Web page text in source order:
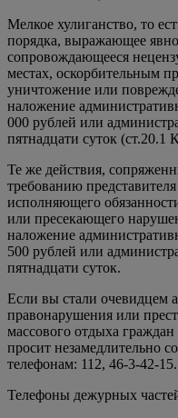
Мелкое хулиганство, то
порядка, выражающее
сопровождающееся
местах, оскорбительным
уничтожение или
наложение
000 рублей или
пятнадцати суток
Те же действия,
требованию
исполняющего
или пресекающего
наложение
500 рублей или
пятнадцати суток.
Если вы стали очевидцем
правонарушения или
массового отдыха
просит незамедлительно
телефонам: 112, 46-3-42-15.
Телефоны дежурных